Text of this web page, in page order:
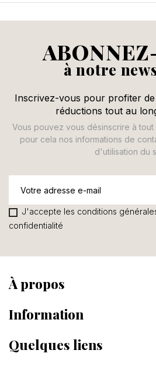
à notre
Inscrivez-vous pour profiter
réductions tout au
Vous pouvez vous désinscrire à
pour cela nos informations de
d'utilisation du
J'accepte les conditions
confidentialité
À propos
Information
Quelques liens